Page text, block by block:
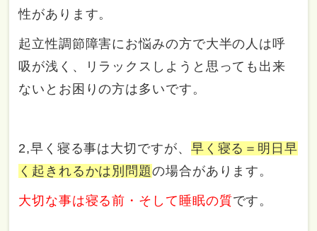
性があります。
起立性調節障害にお悩みの方で大半の人は呼
吸が浅く、リラックスしようと思っても出来
ないとお困りの方は多いです。
2,早く寝る事は大切ですが、 早く寝る＝明日早
く起きれるかは別問題の場合があります。
大切な事は寝る前・そして睡眠の質です。